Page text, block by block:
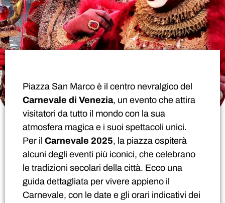
Piazza San Marco è il centro nevralgico del
Carnevale di Venezia, un evento che attira
visitatori da tutto il mondo con la sua
atmosfera magica e i suoi spettacoli unici.
Per il Carnevale 2025, la piazza ospiterà
alcuni degli eventi più iconici, che celebrano
le tradizioni secolari della città. Ecco una
guida dettagliata per vivere appieno il
Carnevale, con le date e gli orari indicativi dei